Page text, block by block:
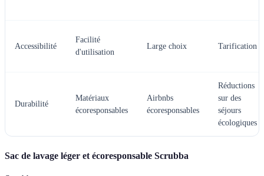
Accessibilité
Facilité
d'utilisation
Large choix Tarification
Durabilité
Matériaux
écoresponsables
Airbnbs
écoresponsables
Réductions
sur des
séjours
écologiques
Sac de lavage léger et écoresponsable Scrubba